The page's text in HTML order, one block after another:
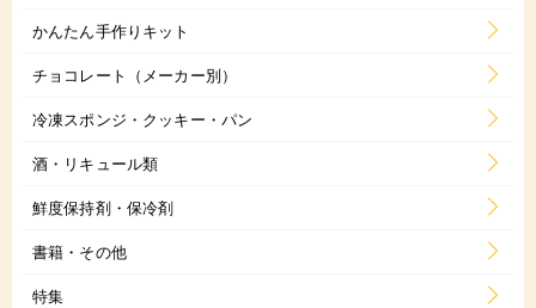
かんたん手作りキット
チョコレート（メーカー別）
冷凍スポンジ・クッキー・パン
酒・リキュール類
鮮度保持剤・保冷剤
書籍・その他
特集